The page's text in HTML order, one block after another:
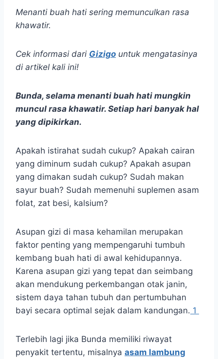
Menanti buah hati sering memunculkan rasa
khawatir.
Cek informasi dari Gizigo untuk mengatasinya
di artikel kali ini!
Bunda, selama menanti buah hati mungkin
muncul rasa khawatir. Setiap hari banyak hal
yang dipikirkan.
Apakah istirahat sudah cukup? Apakah cairan
yang diminum sudah cukup? Apakah asupan
yang dimakan sudah cukup? Sudah makan
sayur buah? Sudah memenuhi suplemen asam
folat, zat besi, kalsium?
Asupan gizi di masa kehamilan merupakan
faktor penting yang mempengaruhi tumbuh
kembang buah hati di awal kehidupannya.
Karena asupan gizi yang tepat dan seimbang
akan mendukung perkembangan otak janin,
sistem daya tahan tubuh dan pertumbuhan
bayi secara optimal sejak dalam kandungan. 1
Terlebih lagi jika Bunda memiliki riwayat
penyakit tertentu, misalnya asam lambung